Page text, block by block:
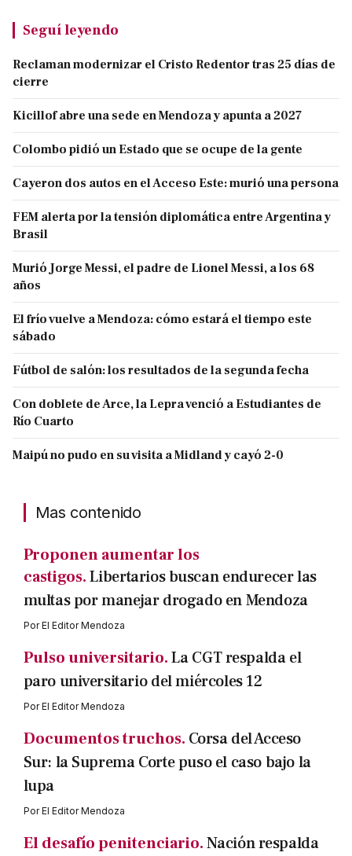
Seguí leyendo
Reclaman modernizar el Cristo Redentor tras 25 días de
cierre
Kicillof abre una sede en Mendoza y apunta a 2027
Colombo pidió un Estado que se ocupe de la gente
Cayeron dos autos en el Acceso Este: murió una persona
FEM alerta por la tensión diplomática entre Argentina y
Brasil
Murió Jorge Messi, el padre de Lionel Messi, a los 68
años
El frío vuelve a Mendoza: cómo estará el tiempo este
sábado
Fútbol de salón: los resultados de la segunda fecha
Con doblete de Arce, la Lepra venció a Estudiantes de
Río Cuarto
Maipú no pudo en su visita a Midland y cayó 2-0
Mas contenido
Proponen aumentar los
castigos.Libertarios buscan endurecer las
multas por manejar drogado en Mendoza
PorEl Editor Mendoza
Pulso universitario.La CGT respalda el
paro universitario del miércoles 12
PorEl Editor Mendoza
Documentos truchos. Corsa del Acceso
Sur: la Suprema Corte puso el caso bajo la
lupa
PorEl Editor Mendoza
El desafío penitenciario.Nación respalda